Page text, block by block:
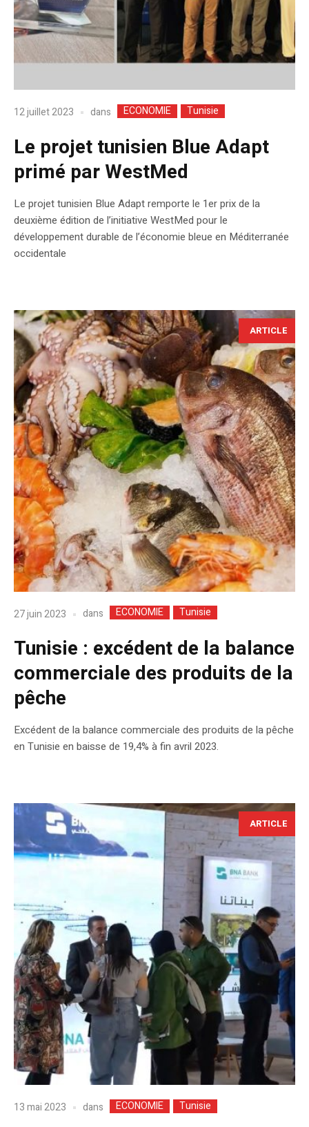
12 juillet 2023 dans ECONOMIE Tunisie
Le projet tunisien Blue Adapt
primé par WestMed
Le projet tunisien Blue Adapt remporte le 1er prix de la
deuxième édition de l’initiative WestMed pour le
développement durable de l’économie bleue en Méditerranée
occidentale
ARTICLE
27 juin 2023 dans ECONOMIE Tunisie
Tunisie : excédent de la balance
commerciale des produits de la
pêche
Excédent de la balance commerciale des produits de la pêche
en Tunisie en baisse de 19,4% à fin avril 2023.
ARTICLE
13 mai 2023 dans ECONOMIE Tunisie